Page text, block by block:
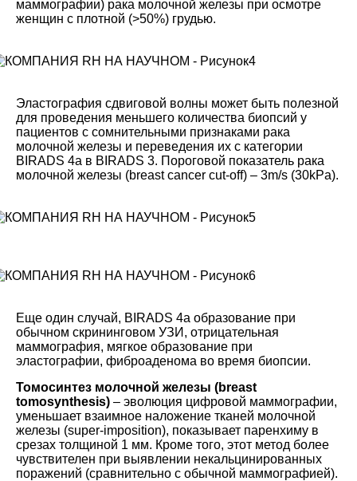
маммографии) рака молочной железы при осмотре
женщин с плотной (>50%) грудью.
Эластография сдвиговой волны может быть полезной
для проведения меньшего количества биопсий у
пациентов с сомнительными признаками рака
молочной железы и переведения их с категории
BIRADS 4a в BIRADS 3. Пороговой показатель рака
молочной железы (breast cancer cut-off) – 3m/s (30kPa).
Еще один случай, BIRADS 4a образование при
обычном скрининговом УЗИ, отрицательная
маммография, мягкое образование при
эластографии, фиброаденома во время биопсии.
Томосинтез молочной железы (breast
tomosynthesis) – эволюция цифровой маммографии,
уменьшает взаимное наложение тканей молочной
железы (super-imposition), показывает паренхиму в
срезах толщиной 1 мм. Кроме того, этот метод более
чувствителен при выявлении некальцинированных
поражений (сравнительно с обычной маммографией).